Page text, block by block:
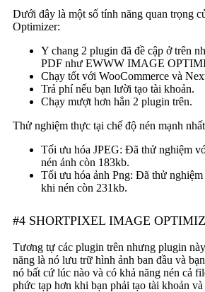
Dưới đây là một số tính năng quan trọng
Optimizer:
Y chang 2 plugin đã đề cập ở trên
PDF như EWWW IMAGE
Chạy tốt với WooCommerce và
Trả phí nếu bạn lười tạo tài khoản.
Chạy mượt hơn hẳn 2 plugin trên.
Thử nghiệm thực tại chế độ nén mạnh
Tối ưu hóa JPEG: Đã thử nghiệm
nén ảnh còn 183kb.
Tối ưu hóa ảnh Png: Đã thử
khi nén còn 231kb.
#4 SHORTPIXEL IMAGE
Tương tự các plugin trên nhưng plugin
năng là nó lưu trữ hình ảnh ban đầu và
nó bất cứ lúc nào và có khả năng nén cả
phức tạp hơn khi bạn phải tạo tài khoản